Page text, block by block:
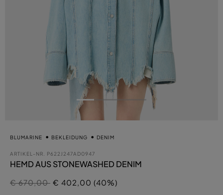
BLUMARINE BEKLEIDUNG DENIM
ARTIKEL-NR. P622J247AD0947
HEMD AUS STONEWASHED DENIM
Preis reduziert von
€ 670,00auf
€ 402,00 (40%)